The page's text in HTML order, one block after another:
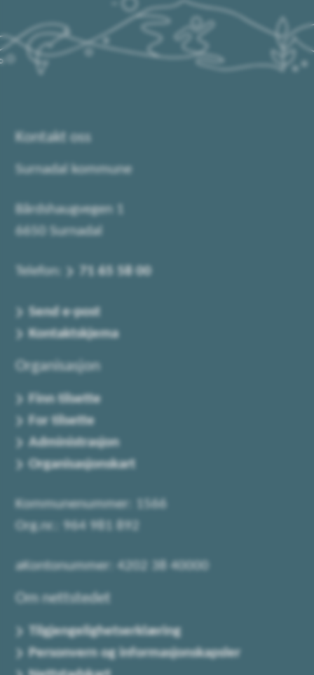
Kontakt oss
Surnadal kommune
Bårdshaugvegen 1
6650 Surnadal
Telefon: 71 65 58 00
Send e-post
Kontaktskjema
Organisasjon
Finn tilsette
For tilsette
Administrasjon
Organisasjonskart
Kommunenummer: 1566
Org.nr.: 964 981 892
aKontonummer: 4202 38 40000
Om nettstedet
Tilgjengelighetserklæring
Personvern og informasjonskapsler